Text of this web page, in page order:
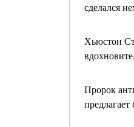
сделался
Хьюстон
Пророк
предлагает